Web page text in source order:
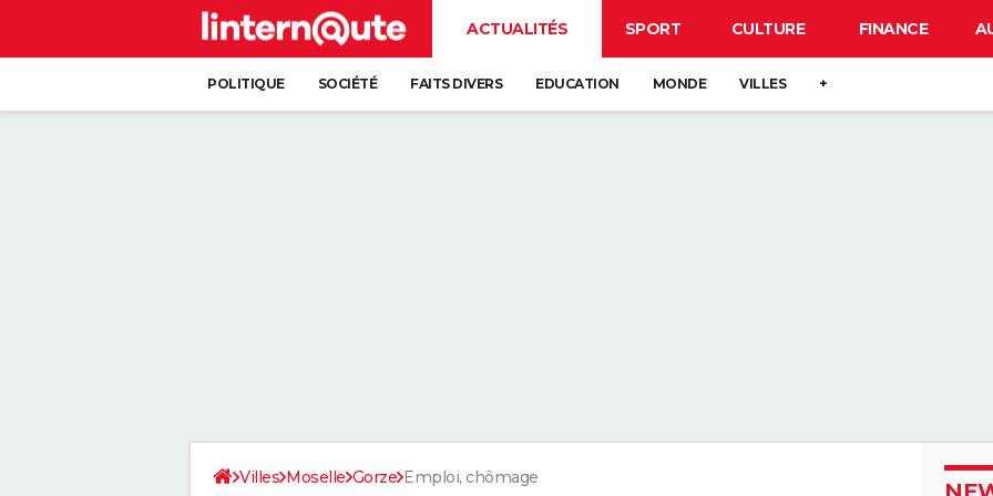
ACTUALITÉS SPORT CULTURE FINANCE
POLITIQUE SOCIÉTÉ FAITS DIVERS EDUCATION MONDE VILLES +
Villes Moselle Gorze Emploi, chômage